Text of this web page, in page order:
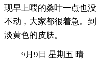
现早上喂的桑叶一点也
不动，大家都很着急。
淡黄色的皮肤。
9月9日 星期五 晴